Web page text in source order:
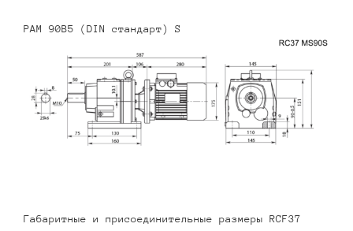
PAM 90B5 (DIN стандарт) S
Габаритные и присоединительные размеры RCF37